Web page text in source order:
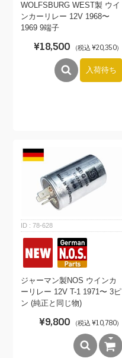
WOLFSBURG WEST製 ウイ
ンカーリレー 12V 1968〜
1969 9端子
¥18,500 （税込 ¥20,350）
入荷待ち
78-628
ジャーマン製NOS ウインカ
ーリレー 12V T-1 1971〜 3ピ
ン (純正と同じ物)
¥9,800 （税込 ¥10,780）